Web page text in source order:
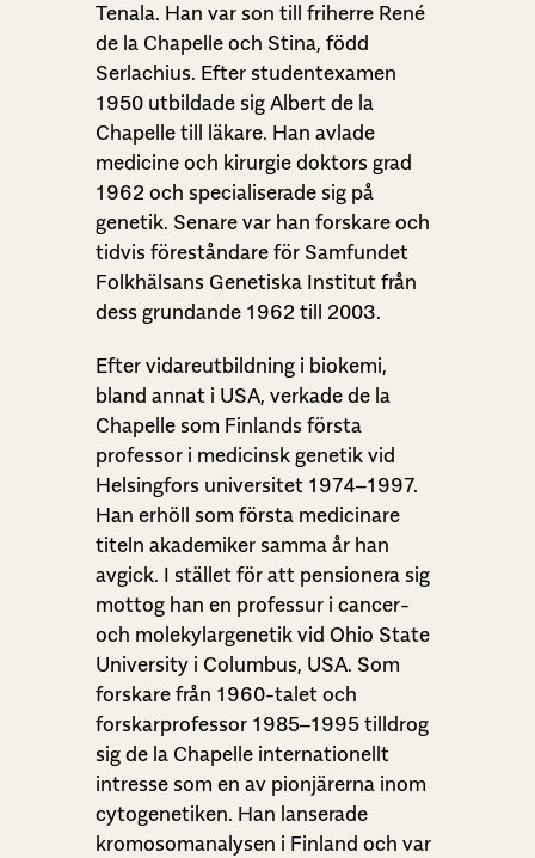
Tenala. Han var son till friherre René
de la Chapelle och Stina, född
Serlachius. Efter studentexamen
1950 utbildade sig Albert de la
Chapelle till läkare. Han avlade
medicine och kirurgie doktors grad
1962 och specialiserade sig på
genetik. Senare var han forskare och
tidvis föreståndare för Samfundet
Folkhälsans Genetiska Institut från
dess grundande 1962 till 2003.
Efter vidareutbildning i biokemi,
bland annat i USA, verkade de la
Chapelle som Finlands första
professor i medicinsk genetik vid
Helsingfors universitet 1974–1997.
Han erhöll som första medicinare
titeln akademiker samma år han
avgick. I stället för att pensionera sig
mottog han en professur i cancer-
och molekylargenetik vid Ohio State
University i Columbus, USA. Som
forskare från 1960-talet och
forskarprofessor 1985–1995 tilldrog
sig de la Chapelle internationellt
intresse som en av pionjärerna inom
cytogenetiken. Han lanserade
kromosomanalysen i Finland och var